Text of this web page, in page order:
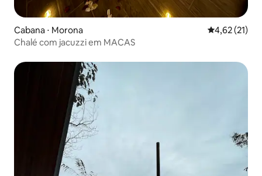
Cabana ⋅ Morona 4,62 de uma
4,62 (21)
Chalé com jacuzzi em MACAS